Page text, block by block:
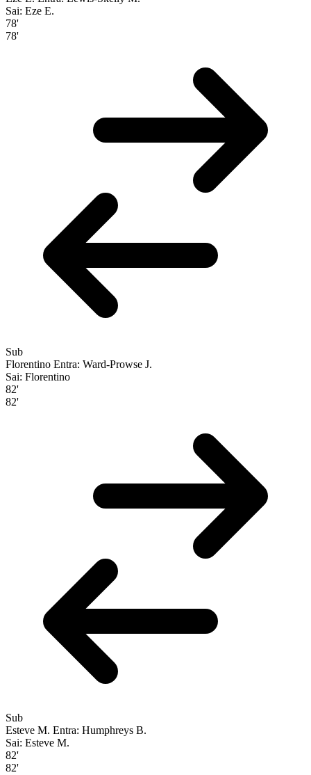
Sai: Eze E.
78'
78'
Sub
Florentino Entra: Ward-Prowse J.
Sai: Florentino
82'
82'
Sub
Esteve M. Entra: Humphreys B.
Sai: Esteve M.
82'
82'